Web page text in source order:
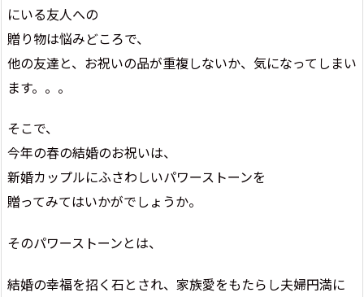
にいる友人への
贈り物は悩みどころで、
他の友達と、お祝いの品が重複しないか、気になってしまい
ます。。。
そこで、
今年の春の結婚のお祝いは、
新婚カップルにふさわしいパワーストーンを
贈ってみてはいかがでしょうか。
そのパワーストーンとは、
結婚の幸福を招く石とされ、家族愛をもたらし夫婦円満に